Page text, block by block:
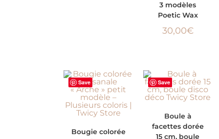
3 modèles
Poetic Wax
30,00€
Save
Bougie colorée
Save
PANIER
Boule à
facettes dorée
15 cm, boule